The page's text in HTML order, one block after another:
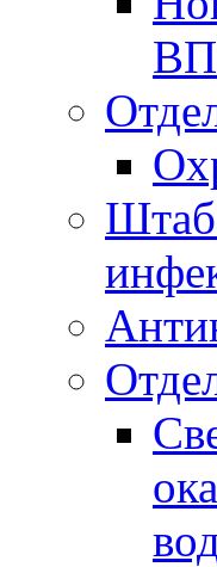
Штаб